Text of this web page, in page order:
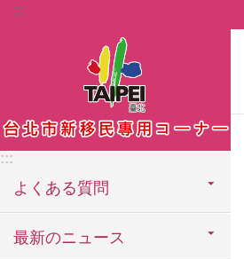
メインコンテンツブロックにスキップ
:::
:::
よくある質問
最新のニュース